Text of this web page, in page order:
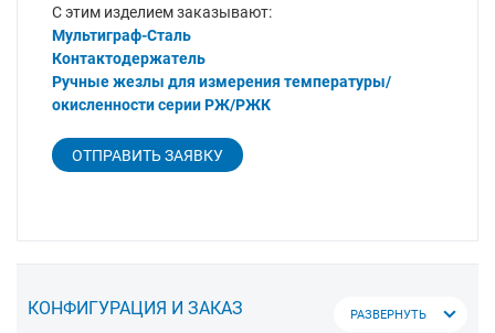
С этим изделием заказывают:
Мультиграф-Сталь
Контактодержатель
Ручные жезлы для измерения температуры/
окисленности серии РЖ/РЖК
ОТПРАВИТЬ ЗАЯВКУ
КОНФИГУРАЦИЯ И ЗАКАЗ РАЗВЕРНУТЬ